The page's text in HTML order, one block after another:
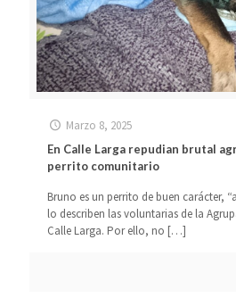
Marzo 8, 2025
En Calle Larga repudian brutal
perrito comunitario
Bruno es un perrito de buen carácter,
lo describen las voluntarias de la
Calle Larga. Por ello, no […]